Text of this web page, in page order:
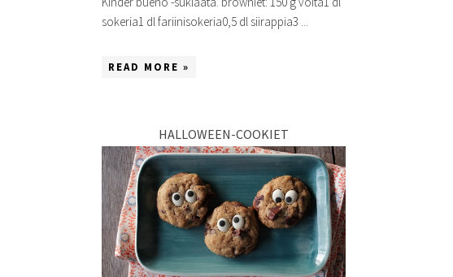
sokeria1 dl fariinisokeria0,5 dl siirappia3 ...
READ MORE »
HALLOWEEN-COOKIET